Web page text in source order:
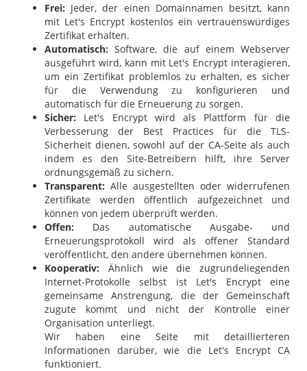
Frei: Jeder, der einen Domainnamen besitzt, kann
mit Let's Encrypt kostenlos ein vertrauenswürdiges
Zertifikat erhalten.
Automatisch: Software, die auf einem Webserver
ausgeführt wird, kann mit Let's Encrypt interagieren,
um ein Zertifikat problemlos zu erhalten, es sicher
für die Verwendung zu konfigurieren und
automatisch für die Erneuerung zu sorgen.
Sicher: Let's Encrypt wird als Plattform für die
Verbesserung der Best Practices für die TLS-
Sicherheit dienen, sowohl auf der CA-Seite als auch
indem es den Site-Betreibern hilft, ihre Server
ordnungsgemäß zu sichern.
Transparent: Alle ausgestellten oder widerrufenen
Zertifikate werden öffentlich aufgezeichnet und
können von jedem überprüft werden.
Offen: Das automatische Ausgabe- und
Erneuerungsprotokoll wird als offener Standard
veröffentlicht, den andere übernehmen können.
Kooperativ: Ähnlich wie die zugrundeliegenden
Internet-Protokolle selbst ist Let's Encrypt eine
gemeinsame Anstrengung, die der Gemeinschaft
zugute kommt und nicht der Kontrolle einer
Organisation unterliegt.
Wir haben eine Seite mit detaillierteren
Informationen darüber, wie die Let's Encrypt CA
funktioniert.